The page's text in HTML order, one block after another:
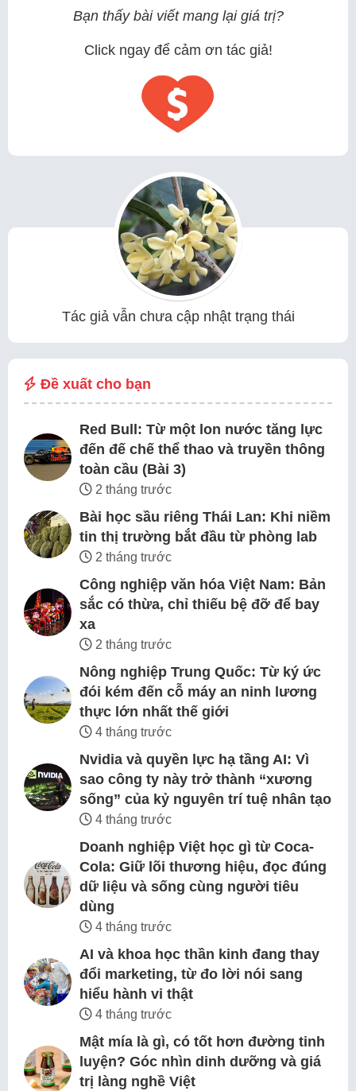
Bạn thấy bài viết mang lại giá trị?
Click ngay để cảm ơn tác giả!
Tác giả vẫn chưa cập nhật trạng thái
Đề xuất cho bạn
Red Bull: Từ một lon nước tăng lực
đến đế chế thể thao và truyền thông
toàn cầu (Bài 3)
2 tháng trước
Bài học sầu riêng Thái Lan: Khi niềm
tin thị trường bắt đầu từ phòng lab
2 tháng trước
Công nghiệp văn hóa Việt Nam: Bản
sắc có thừa, chỉ thiếu bệ đỡ để bay
xa
2 tháng trước
Nông nghiệp Trung Quốc: Từ ký ức
đói kém đến cỗ máy an ninh lương
thực lớn nhất thế giới
4 tháng trước
Nvidia và quyền lực hạ tầng AI: Vì
sao công ty này trở thành “xương
sống” của kỷ nguyên trí tuệ nhân tạo
4 tháng trước
Doanh nghiệp Việt học gì từ Coca-
Cola: Giữ lõi thương hiệu, đọc đúng
dữ liệu và sống cùng người tiêu
dùng
4 tháng trước
AI và khoa học thần kinh đang thay
đổi marketing, từ đo lời nói sang
hiểu hành vi thật
4 tháng trước
Mật mía là gì, có tốt hơn đường tinh
luyện? Góc nhìn dinh dưỡng và giá
trị làng nghề Việt